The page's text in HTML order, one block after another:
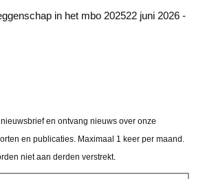
in het mbo 202522 juni 2026 -
en ontvang nieuws over onze
en publicaties. Maximaal 1 keer per maand.
niet aan derden verstrekt.